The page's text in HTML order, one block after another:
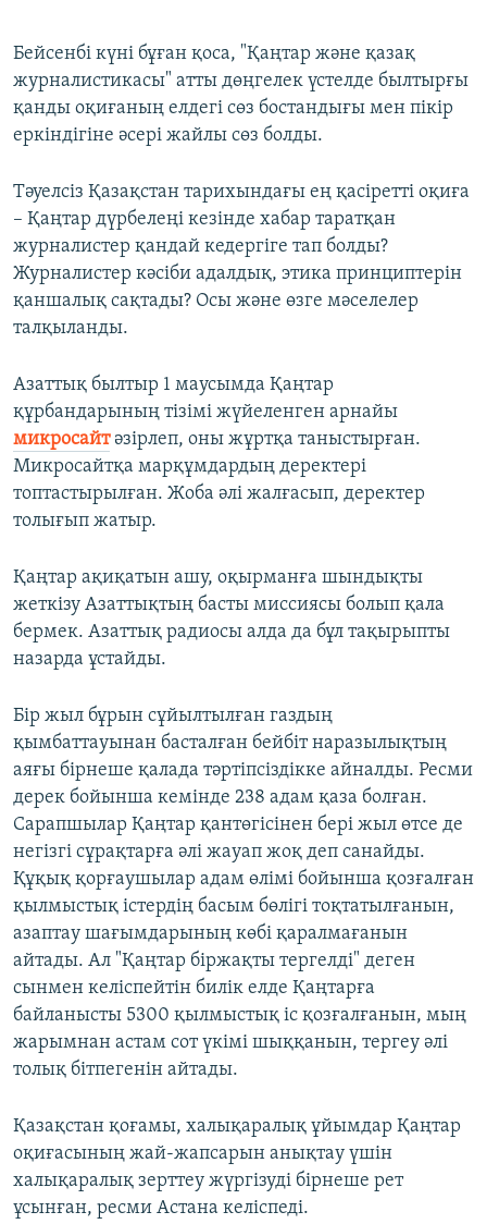
Бейсенбі күні бұған қоса, "Қаңтар және қазақ
журналистикасы" атты дөңгелек үстелде былтырғы
қанды оқиғаның елдегі сөз бостандығы мен пікір
еркіндігіне әсері жайлы сөз болды.
Тәуелсіз Қазақстан тарихындағы ең қасіретті оқиға
– Қаңтар дүрбелеңі кезінде хабар таратқан
журналистер қандай кедергіге тап болды?
Журналистер кәсіби адалдық, этика принциптерін
қаншалық сақтады? Осы және өзге мәселелер
талқыланды.
Азаттық былтыр 1 маусымда Қаңтар
құрбандарының тізімі жүйеленген арнайы
микросайтәзірлеп, оны жұртқа таныстырған.
Микросайтқа марқұмдардың деректері
топтастырылған. Жоба әлі жалғасып, деректер
толығып жатыр.
Қаңтар ақиқатын ашу, оқырманға шындықты
жеткізу Азаттықтың басты миссиясы болып қала
бермек. Азаттық радиосы алда да бұл тақырыпты
назарда ұстайды.
Бір жыл бұрын сұйылтылған газдың
қымбаттауынан басталған бейбіт наразылықтың
аяғы бірнеше қалада тәртіпсіздікке айналды. Ресми
дерек бойынша кемінде 238 адам қаза болған.
Сарапшылар Қаңтар қантөгісінен бері жыл өтсе де
негізгі сұрақтарға әлі жауап жоқ деп санайды.
Құқық қорғаушылар адам өлімі бойынша қозғалған
қылмыстық істердің басым бөлігі тоқтатылғанын,
азаптау шағымдарының көбі қаралмағанын
айтады. Ал "Қаңтар біржақты тергелді" деген
сынмен келіспейтін билік елде Қаңтарға
байланысты 5300 қылмыстық іс қозғалғанын, мың
жарымнан астам сот үкімі шыққанын, тергеу әлі
толық бітпегенін айтады.
Қазақстан қоғамы, халықаралық ұйымдар Қаңтар
оқиғасының жай-жапсарын анықтау үшін
халықаралық зерттеу жүргізуді бірнеше рет
ұсынған, ресми Астана келіспеді.